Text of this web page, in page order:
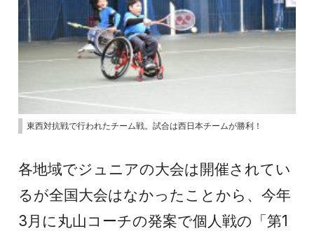
東西対抗戦で行われたチーム戦。試合は西日本チームが勝利！
各地域でジュニアの大会は開催されてい
るが全国大会はなかったことから、今年
3月に丸山コーチの発案で個人戦の「第1